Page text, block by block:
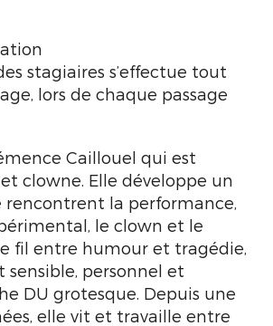
stagiaires s’effectue tout
lors de chaque passage
Caillouel qui est
clowne. Elle développe un
rencontrent la performance,
le clown et le
fil entre humour et tragédie,
sensible, personnel et
DU grotesque. Depuis une
elle vit et travaille entre